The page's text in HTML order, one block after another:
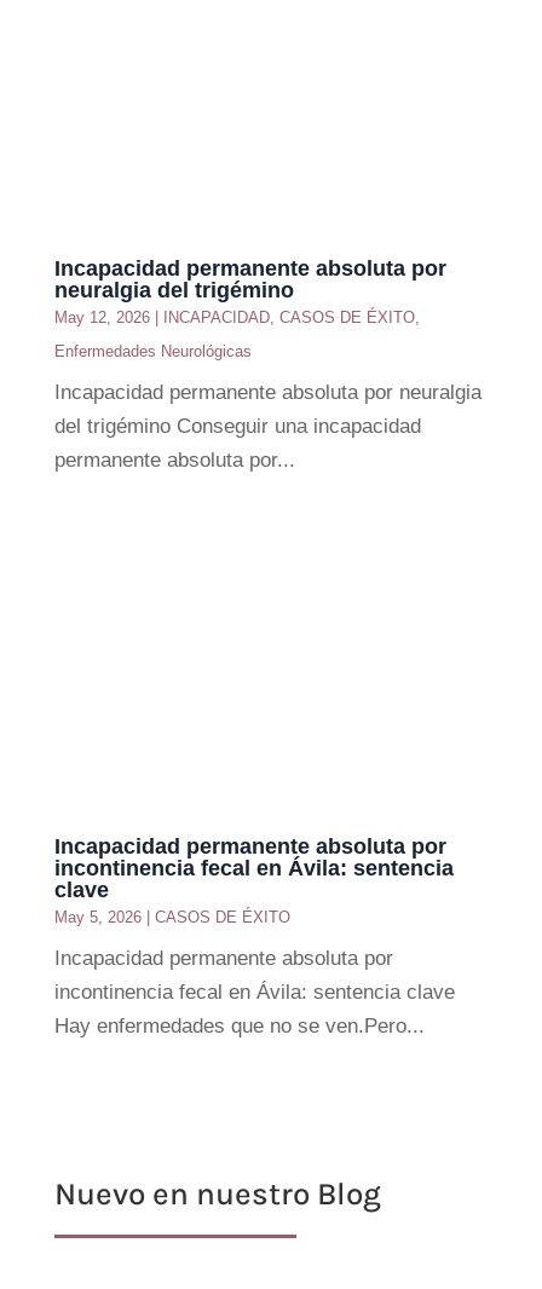
Incapacidad permanente absoluta por
neuralgia del trigémino
May 12, 2026| INCAPACIDAD, CASOS DE ÉXITO,
Enfermedades Neurológicas
Incapacidad permanente absoluta por neuralgia
del trigémino Conseguir una incapacidad
permanente absoluta por...
Incapacidad permanente absoluta por
incontinencia fecal en Ávila: sentencia
clave
May 5, 2026| CASOS DE ÉXITO
Incapacidad permanente absoluta por
incontinencia fecal en Ávila: sentencia clave
Hay enfermedades que no se ven.Pero...
Nuevo en nuestro Blog